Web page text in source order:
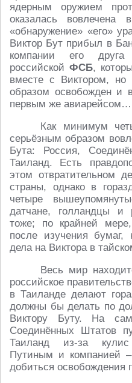
ядерным оружием
оказалась
«обнаружение» «его»
Виктор Бут прибыл в
компании его друга
российскойФСБ,
вместе с Виктором, но
образом освобожден и
первым же авиарейсом…
Как минимум
серьёзным образом
Бута: Россия,
Таиланд. Есть
этом отвратительном
страны, однако в
четыре
датчане, голландцы
тоже; по крайней
после изучения
дела на Виктора в
Весь мир
российское
в Таиланде делают
должны бы делать по
Виктору Буту. На
Соединённых Штатов
Таиланд из-за кулис
Путиным и компанией
добиться освобождения